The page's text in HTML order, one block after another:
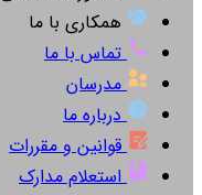
همکاری با ما
تماس با ما
مدرسان
درباره ما
قوانین و مقررات
استعلام مدارک